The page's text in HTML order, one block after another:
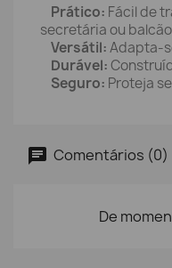
Prático: Fácil de
secretária ou
Versátil:Adapta-
Durável:
Seguro: Proteja
Comentários (0)
De